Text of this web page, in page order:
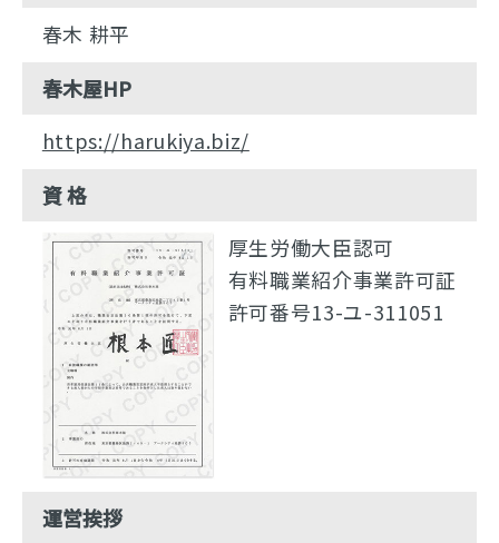
春木 耕平
春木屋HP
https://harukiya.biz/
資 格
厚生労働大臣認可
有料職業紹介事業許可証
許可番号13-ユ-311051
運営挨拶